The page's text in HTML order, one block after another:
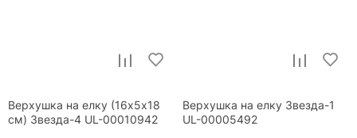
Верхушка на елку (16х5х18
см) Звезда-4 UL-00010942
Верхушка на елку Звезда-1
UL-00005492